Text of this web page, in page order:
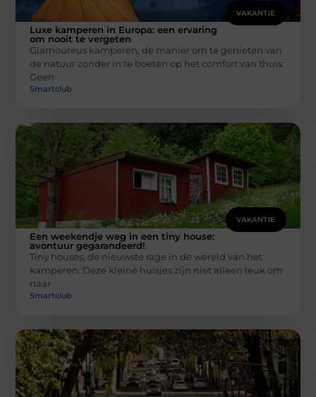
VAKANTIE
Luxe kamperen in Europa: een ervaring
om nooit te vergeten
Glamoureus kamperen, de manier om te genieten van
de natuur zonder in te boeten op het comfort van thuis.
Geen
Smartclub
VAKANTIE
Een weekendje weg in een tiny house:
avontuur gegarandeerd!
Tiny houses, de nieuwste rage in de wereld van het
kamperen. Deze kleine huisjes zijn niet alleen leuk om
naar
Smartclub